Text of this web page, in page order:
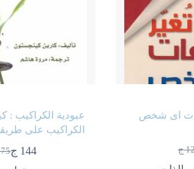
اى شخص
ج
عبودية الكراكيب
الكراكيب على
144 ج